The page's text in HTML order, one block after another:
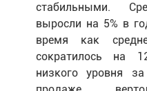
стабильными.
выросли на 5% в
время как
сократилось на
низкого уровня